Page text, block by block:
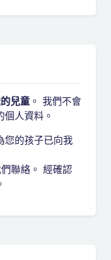
兒童 。 我們不會
人資料。
您的孩子已向我
聯絡。 經確認